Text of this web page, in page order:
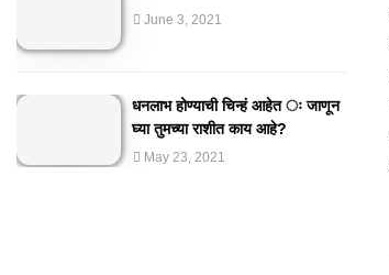
June 3, 2021
धनलाभ होण्याची चिन्हं आहेत ः जाणून
घ्या तुमच्या राशीत काय आहे?
May 23, 2021